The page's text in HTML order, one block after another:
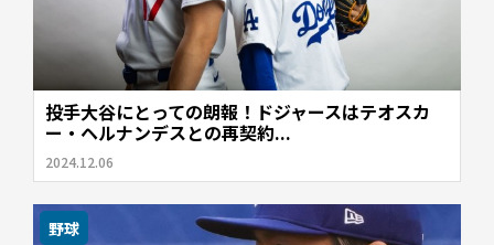
投手大谷にとっての朗報！ドジャースはテオスカ
ー・ヘルナンデスとの再契約...
2024.12.06
野球